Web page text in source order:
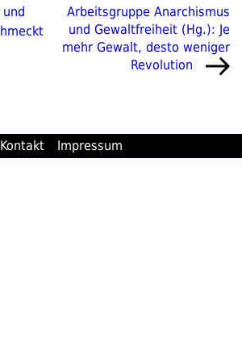
und
Nächster
Beitrag
Arbeitsgruppe Anarchismus
und Gewaltfreiheit (Hg.): Je
mehr Gewalt, desto weniger
Revolution
Kontakt Impressum